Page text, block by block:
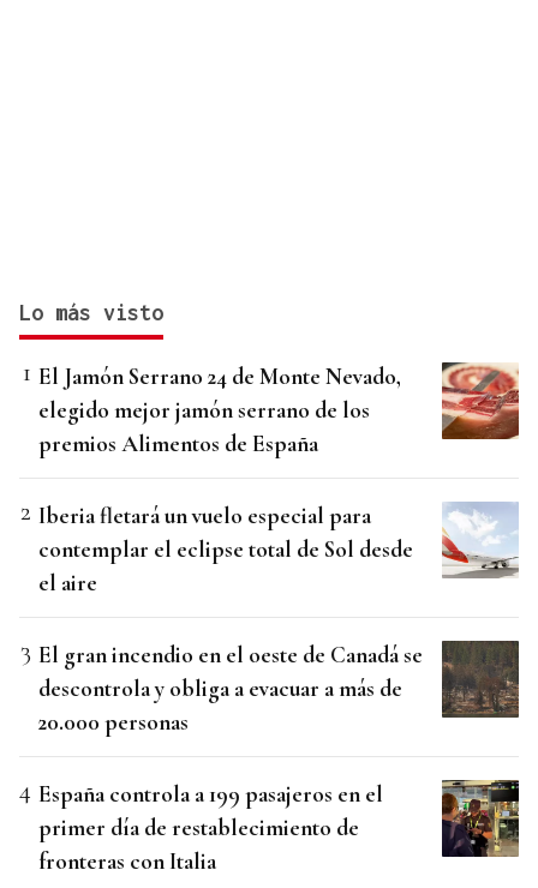
Lo más visto
El Jamón Serrano 24 de Monte Nevado,
elegido mejor jamón serrano de los
premios Alimentos de España
Iberia fletará un vuelo especial para
contemplar el eclipse total de Sol desde
el aire
El gran incendio en el oeste de Canadá se
descontrola y obliga a evacuar a más de
20.000 personas
España controla a 199 pasajeros en el
primer día de restablecimiento de
fronteras con Italia